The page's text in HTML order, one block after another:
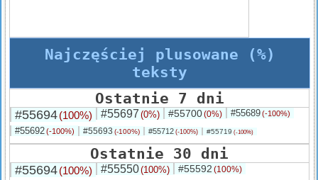
Najczęściej plusowane (%)
teksty
Ostatnie 7 dni
#55694(100%) #55697 (0%) #55700(0%) #55689(-100%)
#55692(-100%) #55693 (-100%) #55712 (-100%) #55719 (-100%)
Ostatnie 30 dni
#55694(100%) #55550(100%) #55592 (100%)